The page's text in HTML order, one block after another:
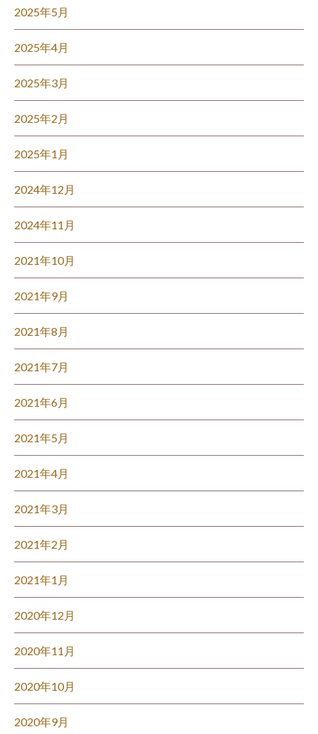
2025年5月
2025年4月
2025年3月
2025年2月
2025年1月
2024年12月
2024年11月
2021年10月
2021年9月
2021年8月
2021年7月
2021年6月
2021年5月
2021年4月
2021年3月
2021年2月
2021年1月
2020年12月
2020年11月
2020年10月
2020年9月